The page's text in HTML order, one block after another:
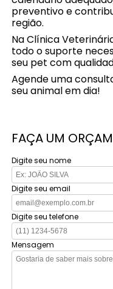
preventivo e
região.
Na Clínica
todo o suporte
seu pet com
Agende uma
seu animal em dia!
FAÇA UM
Digite seu nome
Digite seu email
Digite seu telefone
Mensagem